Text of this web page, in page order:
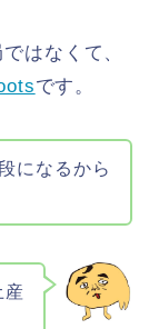
はなくて、
です。
になるから
産